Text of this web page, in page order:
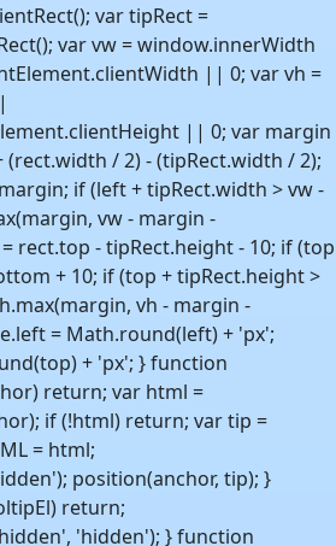
var tipRect =
var vw = window.innerWidth
|| 0; var vh =
|| 0; var margin
(rect.width / 2) - (tipRect.width / 2);
if (left + tipRect.width > vw -
vw - margin -
rect.top - tipRect.height - 10; if (top
+ 10; if (top + tipRect.height >
vh - margin -
= Math.round(left) + 'px';
+ 'px'; } function
return; var html =
if (!html) return; var tip =
= html;
position(anchor, tip); }
return;
'hidden'); } function